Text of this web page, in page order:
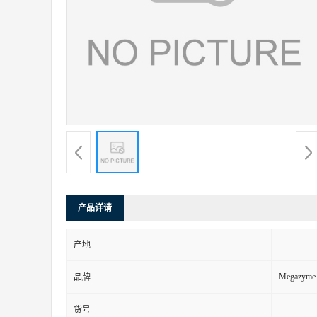
产品详请
产地
品牌 Megazyme
货号